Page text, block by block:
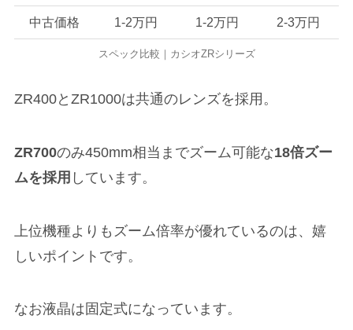
中古価格 1-2万円 1-2万円 2-3万円
スペック比較｜カシオZRシリーズ
ZR400とZR1000は共通のレンズを採用。
ZR700のみ450mm相当までズーム可能な18倍ズー
ムを採用 しています。
上位機種よりもズーム倍率が優れているのは、嬉
しいポイントです。
なお液晶は固定式になっています。